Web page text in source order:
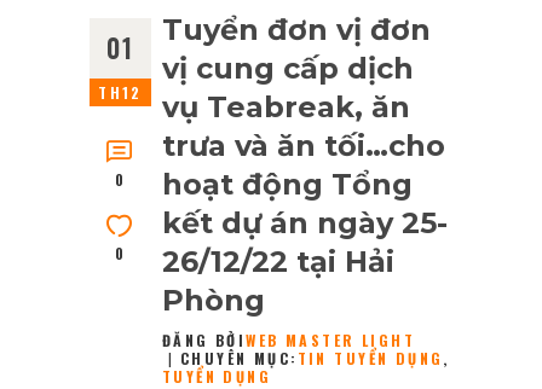
01
TH12
0
0
Tuyển đơn vị đơn
vị cung cấp dịch
vụ Teabreak, ăn
trưa và ăn tối…cho
hoạt động Tổng
kết dự án ngày 25-
26/12/22 tại Hải
Phòng
ĐĂNG BỞIWEB MASTER LIGHT
CHUYÊN MỤC: TIN TUYỂN DỤNG ,
TUYỂN DỤNG